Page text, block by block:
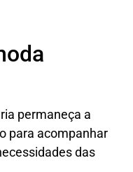
permaneça a
para acompanhar
das